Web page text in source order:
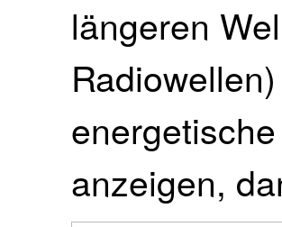
längeren
anzeigen,